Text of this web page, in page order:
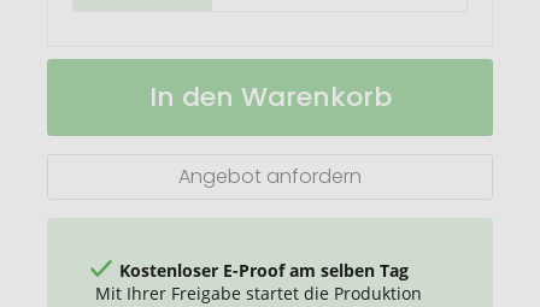
Wandkalender
Auf
In den Warenkorb
Angebot anfordern
Kostenloser E-Proof am selben Tag
Mit Ihrer Freigabe startet die Produktion